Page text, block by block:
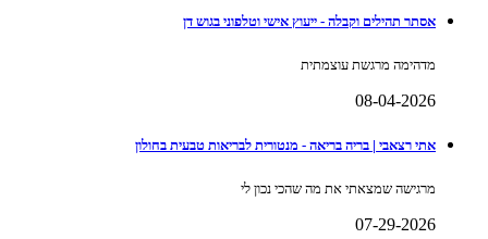
אסתר תהילים וקבלה - ייעוץ אישי וטלפוני בגוש דן
מדהימה מרגשת עוצמתית
08-04-2026
אתי רצאבי | בריה בריאה - מנטורית לבריאות טבעית בחולון
מרגישה שמצאתי את מה שהכי נכון לי
07-29-2026